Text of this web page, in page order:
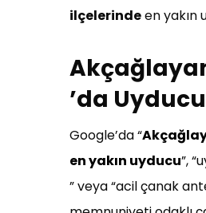
ilçelerindeen yakın
’da
Google’da “
en yakın uyducu”,
” veya “acil çanak